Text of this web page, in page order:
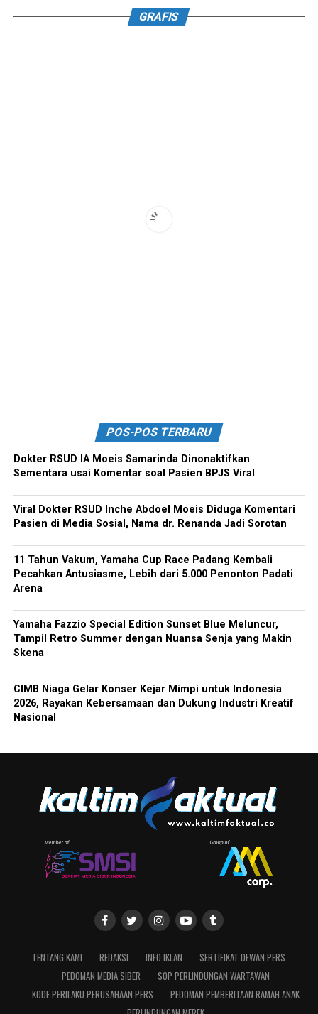
GRAFIS
POS-POS TERBARU
Dokter RSUD IA Moeis Samarinda Dinonaktifkan
Sementara usai Komentar soal Pasien BPJS Viral
Viral Dokter RSUD Inche Abdoel Moeis Diduga Komentari
Pasien di Media Sosial, Nama dr. Renanda Jadi Sorotan
11 Tahun Vakum, Yamaha Cup Race Padang Kembali
Pecahkan Antusiasme, Lebih dari 5.000 Penonton Padati
Arena
Yamaha Fazzio Special Edition Sunset Blue Meluncur,
Tampil Retro Summer dengan Nuansa Senja yang Makin
Skena
CIMB Niaga Gelar Konser Kejar Mimpi untuk Indonesia
2026, Rayakan Kebersamaan dan Dukung Industri Kreatif
Nasional
TENTANG KAMI REDAKSI INFO IKLAN
SERTIFIKAT DEWAN PERS
PEDOMAN MEDIA SIBER
SOP PERLINDUNGAN WARTAWAN
KODE PERILAKU PERUSAHAAN PERS
PEDOMAN PEMBERITAAN RAMAH ANAK